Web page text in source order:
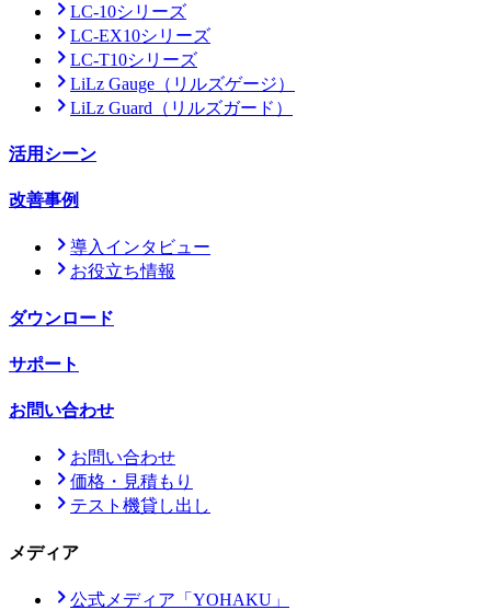
LC-10シリーズ
LC-EX10シリーズ
LC-T10シリーズ
LiLz Gauge （リルズゲージ）
LiLz Guard （リルズガード）
活用シーン
改善事例
導入インタビュー
お役立ち情報
ダウンロード
サポート
お問い合わせ
お問い合わせ
価格・見積もり
テスト機貸し出し
メディア
公式メディア「YOHAKU」